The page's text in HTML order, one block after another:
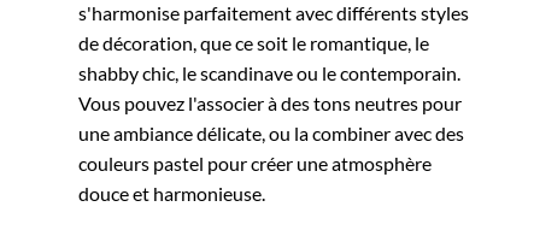
s'harmonise parfaitement avec différents styles
de décoration, que ce soit le romantique, le
shabby chic, le scandinave ou le contemporain.
Vous pouvez l'associer à des tons neutres pour
une ambiance délicate, ou la combiner avec des
couleurs pastel pour créer une atmosphère
douce et harmonieuse.